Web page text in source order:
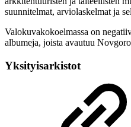
suunnitelmat, arviolaskelmat ja
Valokuvakokoelmassa on
albumeja, joista avautuu
Yksityisarkistot